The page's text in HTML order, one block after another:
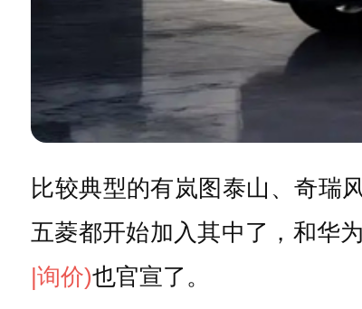
比较典型的有岚图泰山、奇瑞
五菱都开始加入其中了，和华
|询价)也官宣了。